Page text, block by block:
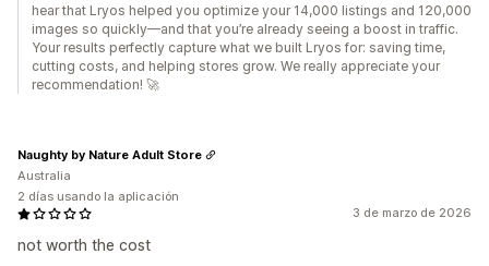
hear that Lryos helped you optimize your 14,000 listings and 120,000
images so quickly—and that you’re already seeing a boost in traffic.
Your results perfectly capture what we built Lryos for: saving time,
cutting costs, and helping stores grow. We really appreciate your
recommendation! 🚀
3 de marzo de 2026
not worth the cost
Naughty by Nature Adult Store
Australia
2 días usando la aplicación